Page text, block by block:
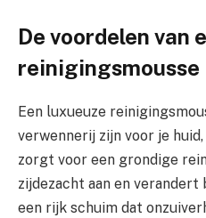
De voordelen van
reinigingsmousse
Een luxueuze
verwennerij zijn voor je
zorgt voor een grondige
zijdezacht aan en
een rijk schuim dat